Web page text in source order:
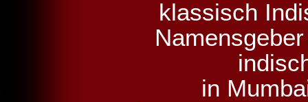
klassisch
in